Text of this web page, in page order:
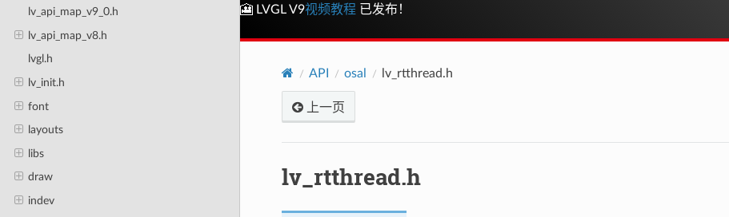
lv_api_map_v9_0.h
lv_api_map_v8.h
lvgl.h
lv_init.h
font
layouts
libs
draw
indev
🎦 LVGL V9视频教程 已发布！
API osal lv_rtthread.h
上一页
lv_rtthread.h